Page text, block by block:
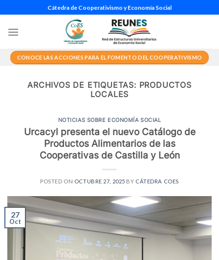
al
contenido
Cátedra de Cooperativismo y Economía Social
CONOCE LAS ACCIONES PARA EL FOMENTO DEL COOPERATIVISMO
ARCHIVOS DE ETIQUETAS: PRODUCTOS
LOCALES
NOTICIAS SOBRE ECONOMÍA SOCIAL
Urcacyl presenta el nuevo Catálogo de
Productos Alimentarios de las
Cooperativas de Castilla y León
POSTED ON OCTUBRE 27, 2025 BY CÁTEDRA COES
27
Oct